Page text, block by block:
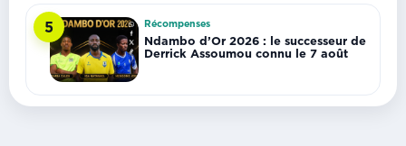
5 Récompenses
Ndambo d’Or 2026 : le successeur de
Derrick Assoumou connu le 7 août